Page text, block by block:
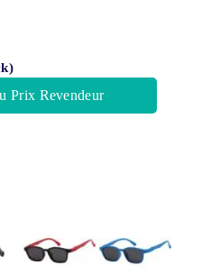
Prix Revendeur